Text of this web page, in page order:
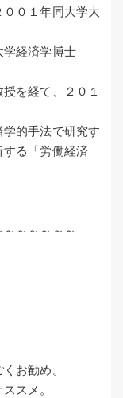
０１年同大学大
学経済学博士
を経て、２０１
的手法で研究す
る「労働経済
～～～～～
お勧め。
スメ。